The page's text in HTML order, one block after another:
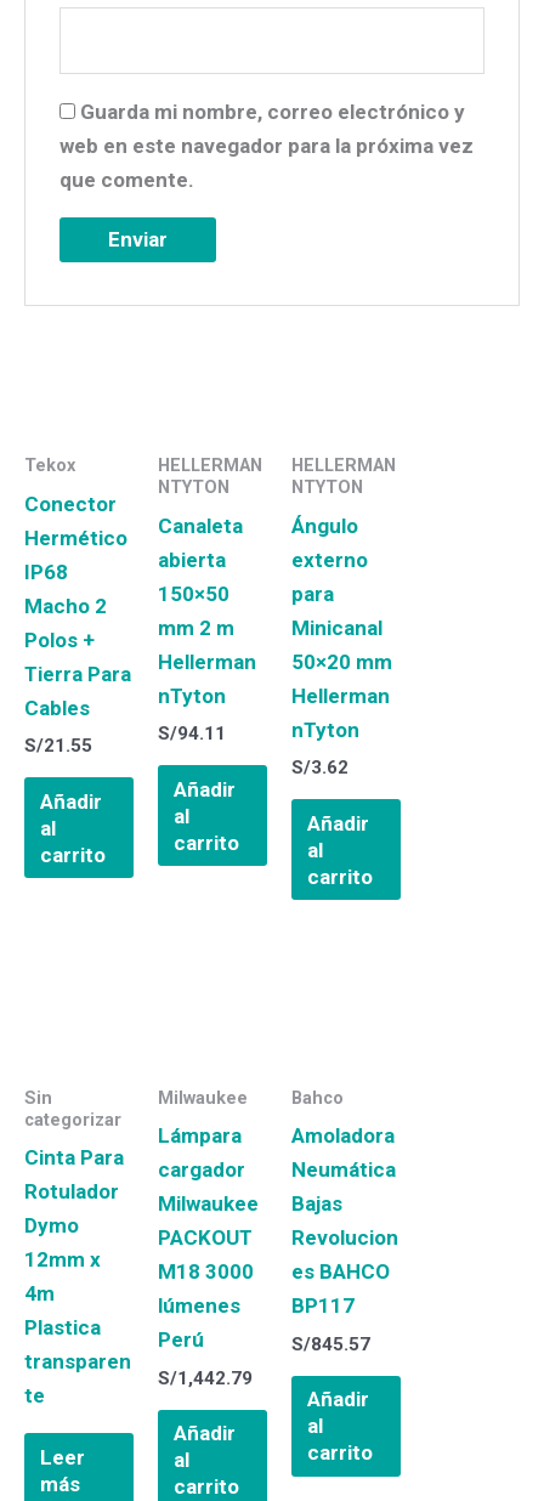
Guarda mi nombre, correo electrónico y
web en este navegador para la próxima vez
que comente.
Tekox
Conector
Hermético
IP68
Macho 2
Polos +
Tierra Para
Cables
S/21.55
Añadir
al
carrito
HELLERMAN
NTYTON
Canaleta
abierta
150×50
mm 2 m
Hellerman
nTyton
S/94.11
Añadir
al
carrito
HELLERMAN
NTYTON
Ángulo
externo
para
Minicanal
50×20 mm
Hellerman
nTyton
S/3.62
Añadir
al
carrito
Sin
categorizar
Cinta Para
Rotulador
Dymo
12mm x
4m
Plastica
transparen
te
Leer
más
Milwaukee
Lámpara
cargador
Milwaukee
PACKOUT
M18 3000
lúmenes
Perú
S/1,442.79
Añadir
al
carrito
Bahco
Amoladora
Neumática
Bajas
Revolucion
es BAHCO
BP117
S/845.57
Añadir
al
carrito